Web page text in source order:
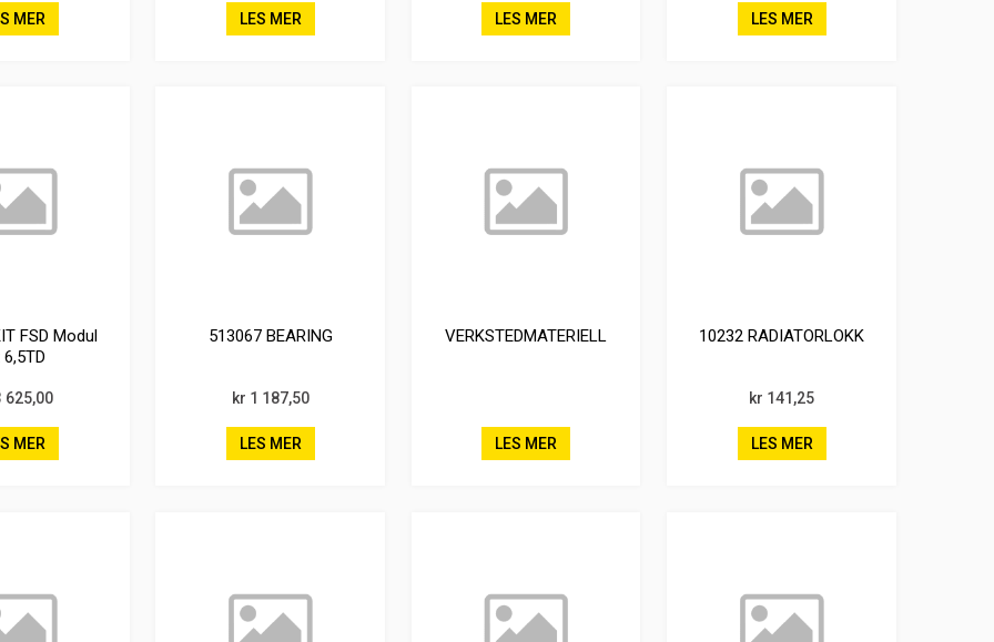
MER LES MER LES MER LES MER
FSD Modul
625,00
MER
513067 BEARING
kr 1 187,50
LES MER
VERKSTEDMATERIELL
LES MER
10232 RADIATORLOKK
kr 141,25
LES MER